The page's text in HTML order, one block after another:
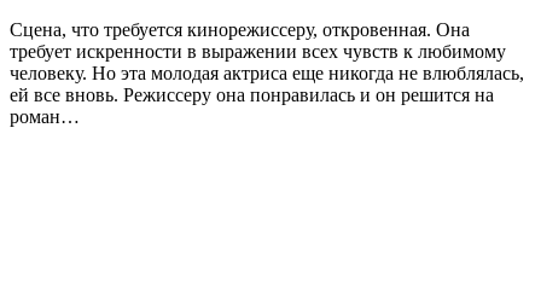
Сцена, что требуется кинорежиссеру, откровенная. Она
требует искренности в выражении всех чувств к любимому
человеку. Но эта молодая актриса еще никогда не влюблялась,
ей все вновь. Режиссеру она понравилась и он решится на
роман…